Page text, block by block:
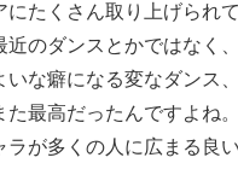
にたくさん取り上げられ
近のダンスとかではなく
いな癖になる変なダンス
た最高だったんですよね
ラが多くの人に広まる良